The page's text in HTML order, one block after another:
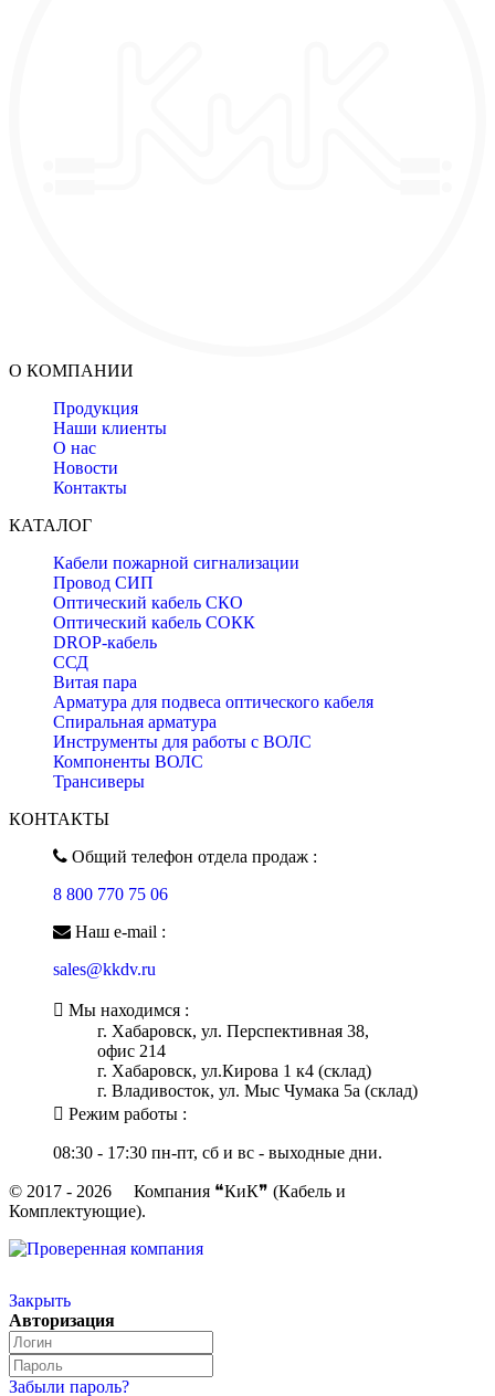
О КОМПАНИИ
Продукция
Наши клиенты
О нас
Новости
Контакты
КАТАЛОГ
Кабели пожарной сигнализации
Провод СИП
Оптический кабель СКО
Оптический кабель СОКК
DROP-кабель
ССД
Витая пара
Арматура для подвеса оптического кабеля
Спиральная арматура
Инструменты для работы с ВОЛС
Компоненты ВОЛС
Трансиверы
КОНТАКТЫ
Общий телефон отдела продаж :
8 800 770 75 06
Наш e-mail :
sales@kkdv.ru
Мы находимся :
г. Хабаровск, ул. Перспективная 38,
офис 214
г. Хабаровск, ул.Кирова 1 к4 (склад)
г. Владивосток, ул. Мыс Чумака 5а (склад)
Режим работы :
08:30 - 17:30 пн-пт, сб и вс - выходные дни.
© 2017 - 2026 Компания ❝КиК❞ (Кабель и
Комплектующие).
Закрыть
Авторизация
Забыли пароль?